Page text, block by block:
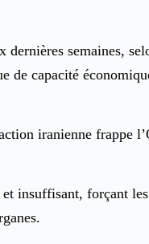
dernières semaines,
de capacité
iranienne frappe
insuffisant, forçant